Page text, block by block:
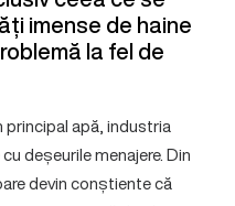
imense de haine
la fel de
principal apă, industria
deșeurile menajere. Din
devin conștiente că